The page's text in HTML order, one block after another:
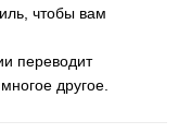
чтобы вам
переводит
другое.